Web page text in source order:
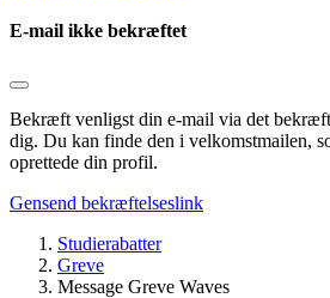
E-mail ikke bekræftet
Bekræft venligst din e-mail via det
dig. Du kan finde den i velkomstmailen,
oprettede din profil.
Gensend bekræftelseslink
Studierabatter
Greve
Message Greve Waves